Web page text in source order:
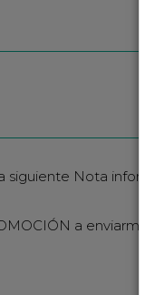
siguiente Nota
a